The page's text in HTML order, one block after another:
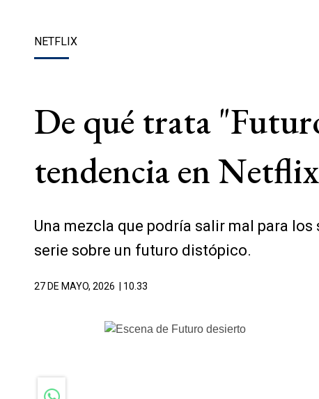
NETFLIX
De qué trata
tendencia en Netflix
Una mezcla que podría salir mal para
serie sobre un futuro distópico.
27 DE MAYO, 2026 | 10.33